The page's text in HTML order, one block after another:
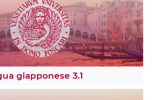
giapponese 3.1